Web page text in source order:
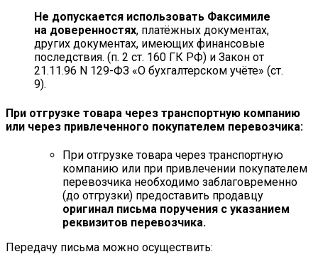
Не допускается использовать Факсимиле
на доверенностях, платёжных документах,
других документах, имеющих финансовые
последствия. (п. 2 ст. 160 ГК РФ) и Закон от
21.11.96 N 129-ФЗ «О бухгалтерском учёте» (ст.
9).
При отгрузке товара через транспортную компанию
или через привлеченного покупателем перевозчика:
При отгрузке товара через транспортную
компанию или при привлечении покупателем
перевозчика необходимо заблаговременно
(до отгрузки) предоставить продавцу
оригинал письма поручения с указанием
реквизитов перевозчика.
Передачу письма можно осуществить: